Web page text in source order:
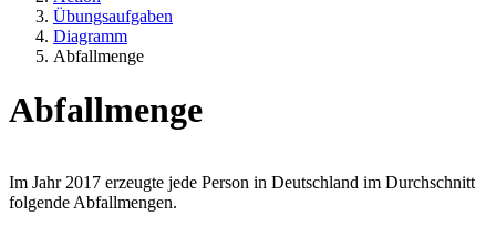
Übungsaufgaben
Diagramm
Abfallmenge
Abfallmenge
Im Jahr 2017 erzeugte jede Person in Deutschland im Durchschnitt
folgende Abfallmengen.